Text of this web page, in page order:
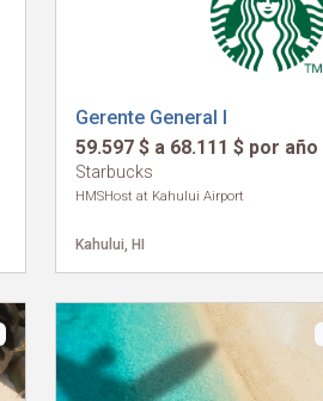
Gerente General I
59.597 $ a 68.111 $ por año
Starbucks
HMSHost at Kahului Airport
Kahului, HI